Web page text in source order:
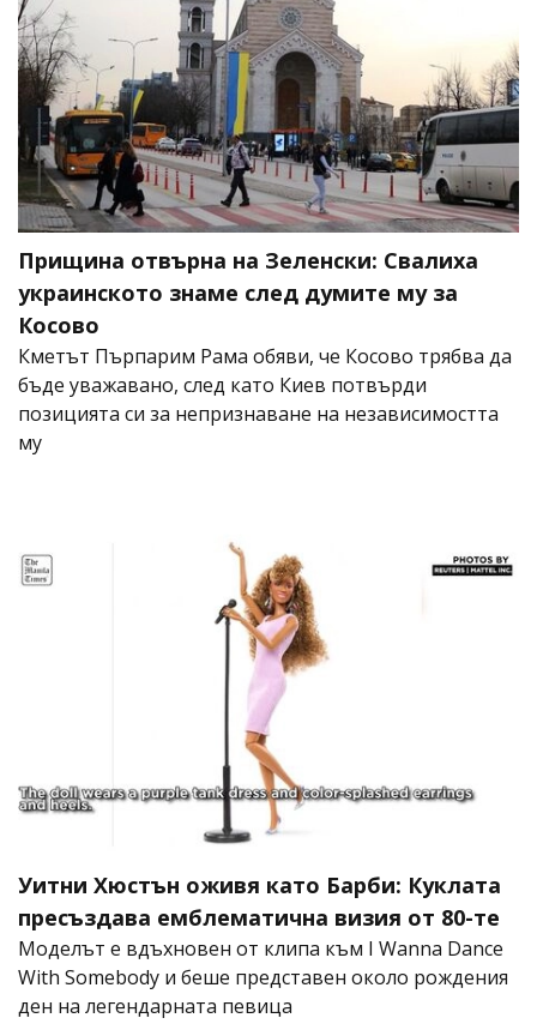
Прищина отвърна на Зеленски: Свалиха
украинското знаме след думите му за
Косово
Кметът Пърпарим Рама обяви, че Косово трябва да
бъде уважавано, след като Киев потвърди
позицията си за непризнаване на независимостта
му
Уитни Хюстън оживя като Барби: Куклата
пресъздава емблематична визия от 80-те
Моделът е вдъхновен от клипа към I Wanna Dance
With Somebody и беше представен около рождения
ден на легендарната певица